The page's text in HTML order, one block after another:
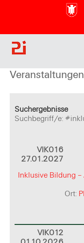
Veranstaltungen
Suchergebnisse
Suchbegriff/e:
VIK016
27.01.2027
Inklusive Bildung
Ort:
VIK012